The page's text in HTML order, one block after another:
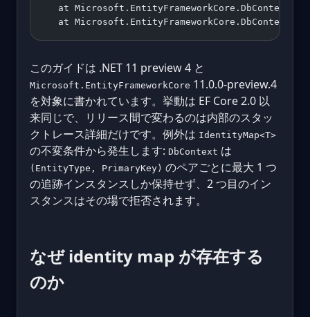
at
at
このガイドは .NET 11 preview 4 と
Microsoft.EntityFrameworkCore 11.0.0-preview.4
を対象に書かれています。挙動は EF Core 2.0 以
来同じで、リリース間で変わるのは内部のスタッ
クトレース詳細だけです。例外は IdentityMap<T>
の不変条件から発生します: DbContext は
(EntityType, PrimaryKey) のペアごとに最大 1 つ
の追跡インスタンスしか保持せず、2 つ目のイン
スタンスはその場で拒否されます。
なぜ identity map が存在する
のか